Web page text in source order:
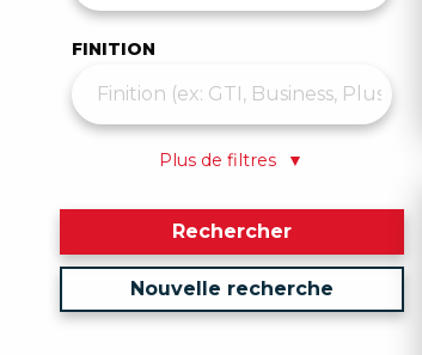
FINITION
Plus de filtres ▼
Rechercher
Nouvelle recherche